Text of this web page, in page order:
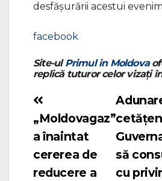
desfășurării acestui
facebook
Site-ulPrimul in Moldova
replică tuturor celor vizați
Navigare
în
să
cu
„Moldovagaz”
a înaintat
cererea de
reducere a